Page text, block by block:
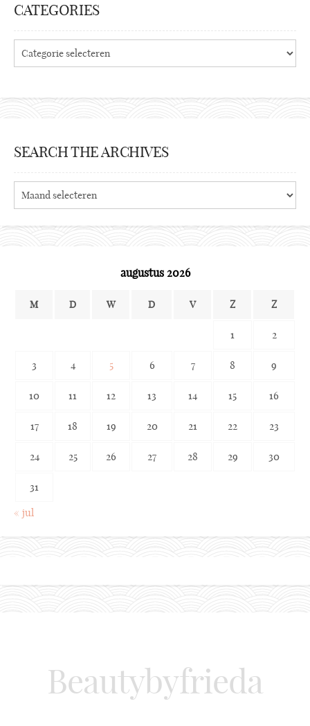
CATEGORIES
SEARCH THE ARCHIVES
the
augustus 2026
M D W D V Z Z
1 2
3 4 5 6 7 8 9
10 11 12 13 14 15 16
17 18 19 20 21 22 23
24 25 26 27 28 29 30
31
« jul
Beautybyfrieda